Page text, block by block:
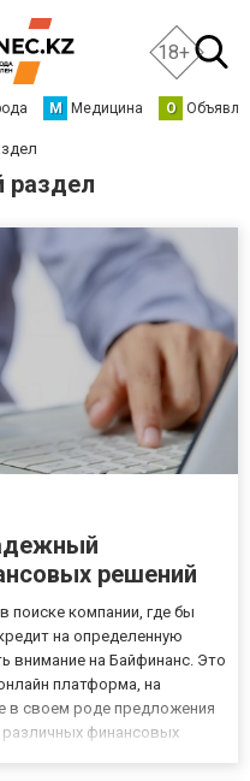
18+
М Медицина О
раздел
решений
поиске компании, где бы
на определенную
внимание на Байфинанс. Это
платформа, на
в своем роде предложения
различных финансовых